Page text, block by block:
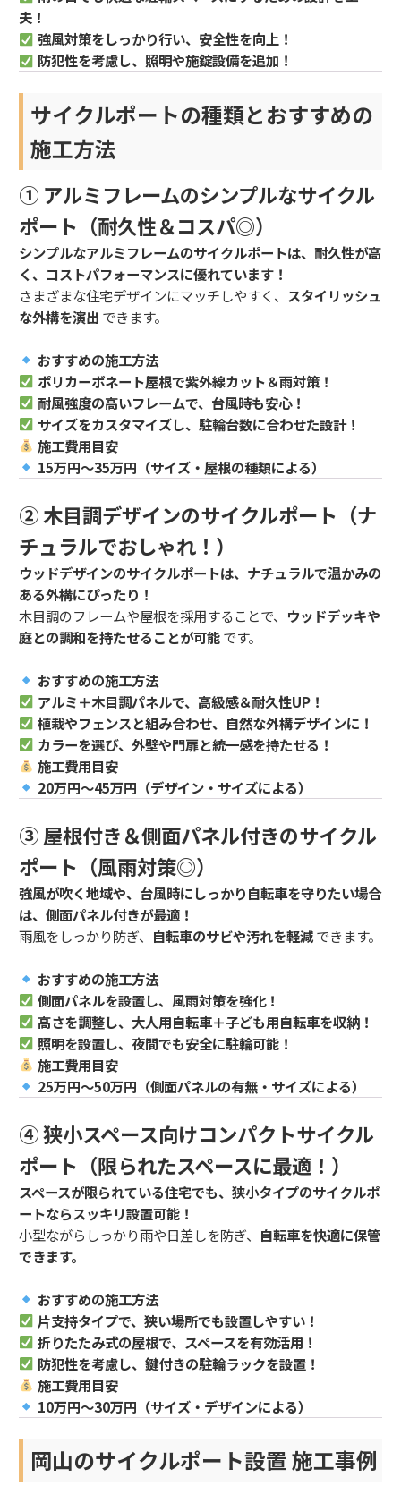
夫！
強風対策をしっかり行い、安全性を向上！
防犯性を考慮し、照明や施錠設備を追加！
サイクルポートの種類とおすすめの
施工方法
① アルミフレームのシンプルなサイクル
ポート（耐久性＆コスパ◎）
シンプルなアルミフレームのサイクルポートは、耐久性が高
く、コストパフォーマンスに優れています！
さまざまな住宅デザインにマッチしやすく、 スタイリッシュ
な外構を演出 できます。
おすすめの施工方法
ポリカーボネート屋根で紫外線カット＆雨対策！
耐風強度の高いフレームで、台風時も安心！
サイズをカスタマイズし、駐輪台数に合わせた設計！
施工費用目安
15万円～35万円（サイズ・屋根の種類による）
② 木目調デザインのサイクルポート（ナ
チュラルでおしゃれ！）
ウッドデザインのサイクルポートは、ナチュラルで温かみの
ある外構にぴったり！
木目調のフレームや屋根を採用することで、 ウッドデッキや
庭との調和を持たせることが可能です。
おすすめの施工方法
アルミ＋木目調パネルで、高級感＆耐久性UP！
植栽やフェンスと組み合わせ、自然な外構デザインに！
カラーを選び、外壁や門扉と統一感を持たせる！
施工費用目安
20万円～45万円（デザイン・サイズによる）
③ 屋根付き＆側面パネル付きのサイクル
ポート（風雨対策◎）
強風が吹く地域や、台風時にしっかり自転車を守りたい場合
は、側面パネル付きが最適！
雨風をしっかり防ぎ、 自転車のサビや汚れを軽減できます。
おすすめの施工方法
側面パネルを設置し、風雨対策を強化！
高さを調整し、大人用自転車＋子ども用自転車を収納！
照明を設置し、夜間でも安全に駐輪可能！
施工費用目安
25万円～50万円（側面パネルの有無・サイズによる）
④ 狭小スペース向けコンパクトサイクル
ポート（限られたスペースに最適！）
スペースが限られている住宅でも、狭小タイプのサイクルポ
ートならスッキリ設置可能！
小型ながらしっかり雨や日差しを防ぎ、 自転車を快適に保管
できます。
おすすめの施工方法
片支持タイプで、狭い場所でも設置しやすい！
折りたたみ式の屋根で、スペースを有効活用！
防犯性を考慮し、鍵付きの駐輪ラックを設置！
施工費用目安
10万円～30万円（サイズ・デザインによる）
岡山のサイクルポート設置 施工事例